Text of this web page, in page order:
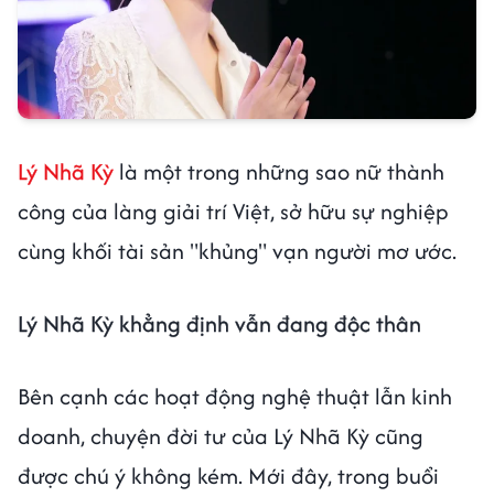
Lý Nhã Kỳ là một trong những sao nữ thành
công của làng giải trí Việt, sở hữu sự nghiệp
cùng khối tài sản "khủng" vạn người mơ ước.
Lý Nhã Kỳ khẳng định vẫn đang độc thân
Bên cạnh các hoạt động nghệ thuật lẫn kinh
doanh, chuyện đời tư của Lý Nhã Kỳ cũng
được chú ý không kém. Mới đây, trong buổi